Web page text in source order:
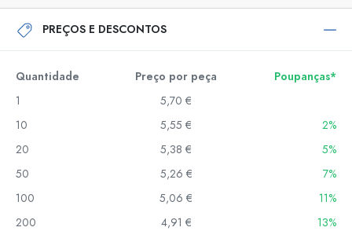
PREÇOS E DESCONTOS
Quantidade Preço por peça
Poupanças*
1
5,70 €
10
5,55 €
2%
20
5,38 €
5%
50
5,26 €
7%
100
5,06 €
11%
200
4,91 €
13%